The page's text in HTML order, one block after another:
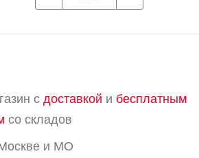
В корзину